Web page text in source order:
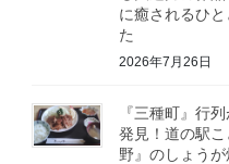
に癒されるひ
た
2026年7月26日
『三種町』行
発見！道の駅
野』のしょう